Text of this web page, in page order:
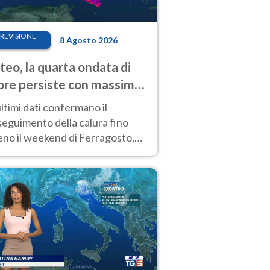
8 Agosto 2026
la quarta ondata di
persiste con massime
molto elevate
dati confermano il
della calura fino
il weekend di Ferragosto,
prossima